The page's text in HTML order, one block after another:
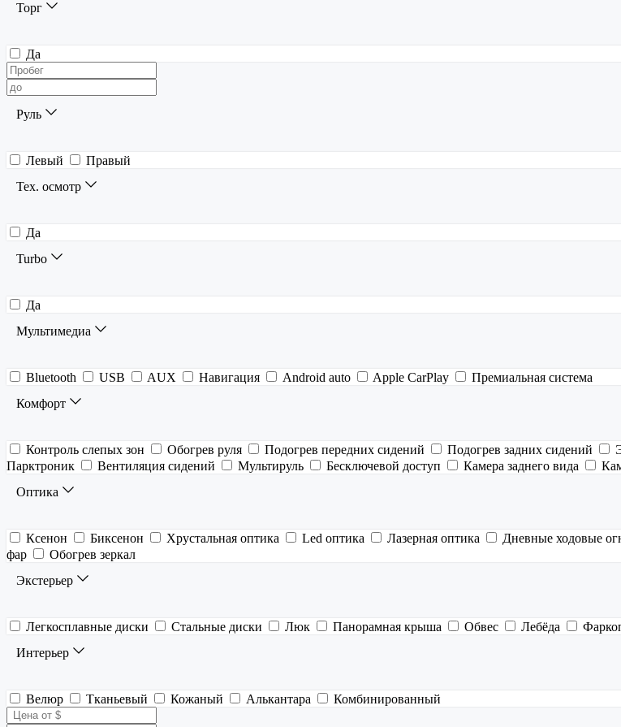
Торг
Да
Руль
Левый
Правый
Тех. осмотр
Да
Turbo
Да
Мультимедиа
Bluetooth USB AUX Навигация Android auto Apple CarPlay
Премиальная система
Комфорт
Контроль слепых зон Обогрев руля Подогрев передних сидений Подогрев задних сидений
Парктроник
Вентиляция сидений Мультируль Бесключевой доступ Камера заднего вида
Оптика
Ксенон Биксенон Хрустальная оптика Led оптика Лазерная оптика Дневные ходовые
фар
Обогрев зеркал
Экстерьер
Легкосплавные диски Стальные диски Люк Панорамная крыша Обвес Лебёда
Интерьер
Велюр Тканьевый Кожаный Алькантара Комбинированный